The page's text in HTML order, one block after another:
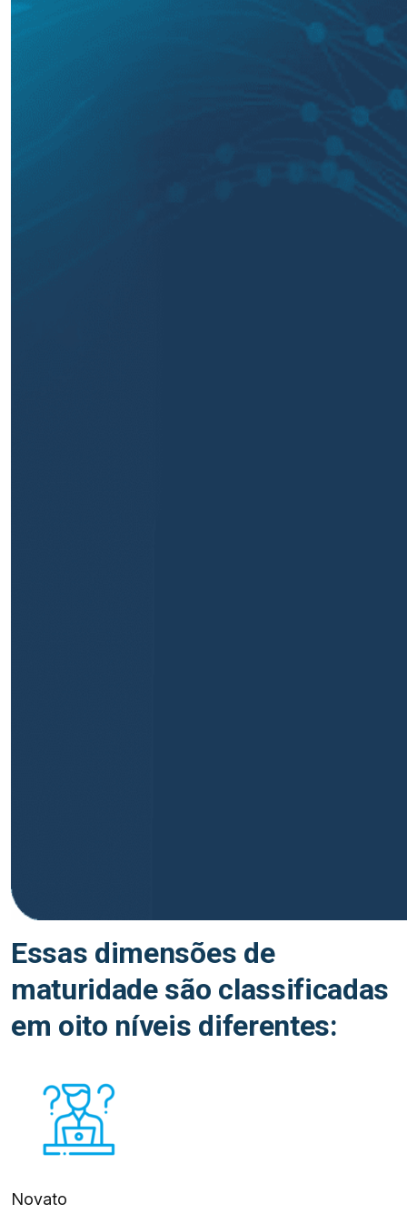
Essas dimensões de
maturidade são classificadas
em oito níveis diferentes:
Novato